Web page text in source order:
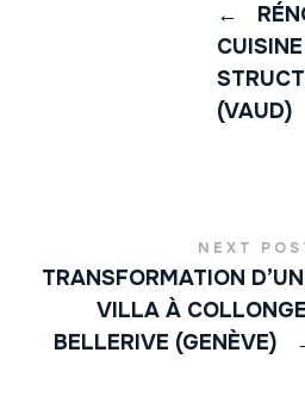
←
(VAUD)
NEXT
TRANSFORMATION
VILLA À
BELLERIVE (GENÈVE)